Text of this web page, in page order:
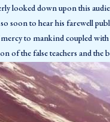
meus ensinamentos e já
na liberdade da consciência da
E vocês serão testemunhas
mesma filiação a Deus a toda
a estes mesmos homens
minha destruição. E
estes instrutores cegos
se eles apenas se
looked down upon this
soon to hear his farewell
to mankind coupled with
of the false teachers and the
Jews.
Discourse